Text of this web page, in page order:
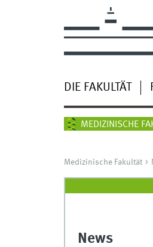
DIE FAKULTÄT
MEDIZINISCHE
Medizinische Fakultät
News